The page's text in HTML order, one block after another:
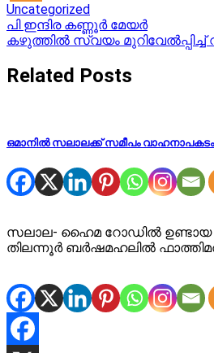
Uncategorized
Post
navigation
പി ഇന്ദിര കണ്ണൂര്‍ മേയര്‍
കഴുത്തിൽ സ്വയം മുറിവേൽപ്പിച്ച്
Related Posts
ഒമാനിൽ സലാലക്ക് സമീപം
സലാല- ഹൈമ റോഡിൽ ഉണ്ടായ
തിലന്നൂർ ബർഷമഹലിൽ